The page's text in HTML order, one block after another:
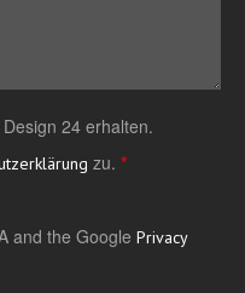
24 erhalten.
zu. *
and the Google Privacy